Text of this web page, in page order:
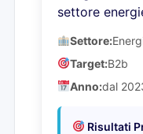
settore
Settore:
Target:B2b
Anno:dal
Risultati